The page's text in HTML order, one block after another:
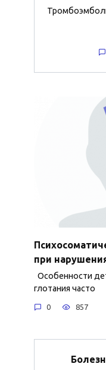
при
Особенности
глотания часто
0 857